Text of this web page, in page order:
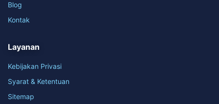
Blog
Kontak
Layanan
Kebijakan Privasi
Syarat & Ketentuan
Sitemap